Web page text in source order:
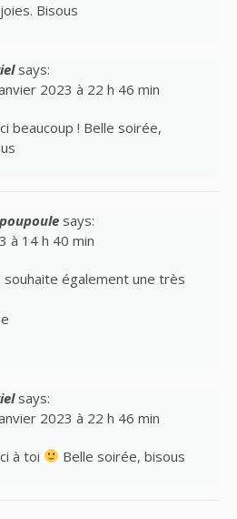
Bisous
says:
2023 à 22 h 46 min
beaucoup ! Belle soirée,
says:
à 14 h 40 min
souhaite également une très
says:
2023 à 22 h 46 min
à toi Belle soirée, bisous